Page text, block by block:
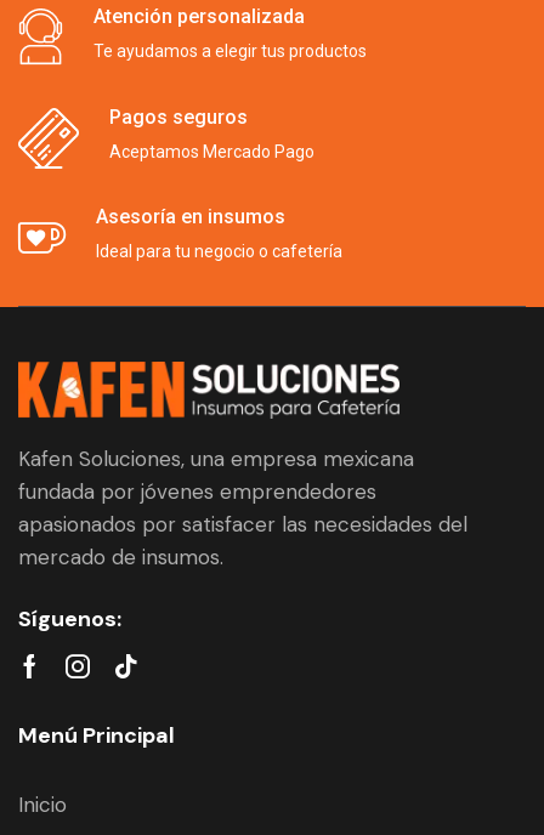
Atención personalizada
Te ayudamos a elegir tus productos
Pagos seguros
Aceptamos Mercado Pago
Asesoría en insumos
Ideal para tu negocio o cafetería
Kafen Soluciones, una empresa mexicana
fundada por jóvenes emprendedores
apasionados por satisfacer las necesidades del
mercado de insumos.
Síguenos:
Menú Principal
Inicio